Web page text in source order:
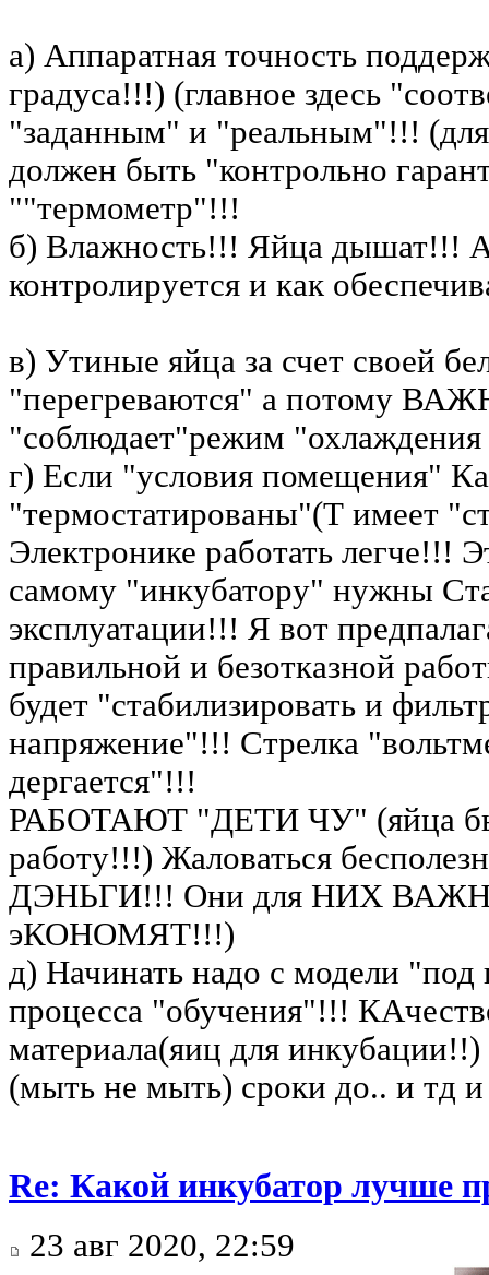
а) Аппаратная точность
градуса!!!) (главное здесь
"заданным" и "реальным"!!!
должен быть "контрольно
""термометр"!!!
б) Влажность!!! Яйца дышат!!!
контролируется и как
в) Утиные яйца за счет своей
"перегреваются" а потому
"соблюдает"режим
г) Если "условия помещения"
"термостатированы"(Т имеет
Электронике работать легче!!!
самому "инкубатору" нужны
эксплуатации!!! Я вот
правильной и безотказной
будет "стабилизировать и
напряжение"!!! Стрелка
дергается"!!!
РАБОТАЮТ "ДЕТИ ЧУ" (яйца бы
работу!!!) Жаловаться
ДЭНЬГИ!!! Они для НИХ
эКОНОМЯТ!!!)
д) Начинать надо с модели "под
процесса "обучения"!!!
материала(яиц для
(мыть не мыть) сроки до.. и тд
Re: Какой инкубатор лучше
23 авг 2020, 22:59